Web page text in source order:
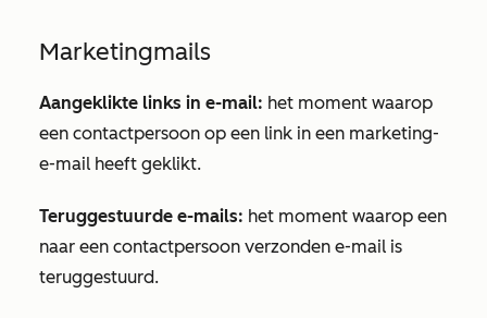
Marketingmails
Aangeklikte links in e-mail: het moment waarop
een contactpersoon op een link in een marketing-
e-mail heeft geklikt.
Teruggestuurde e-mails: het moment waarop een
naar een contactpersoon verzonden e-mail is
teruggestuurd.